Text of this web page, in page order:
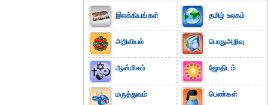
இலக்கியங்கள்
அறிவியல்
ஆன்மிகம்
மருத்துவம்
தமிழ் உலகம்
பொதுஅறிவு
ஜோதிடம்
பெண்கள்